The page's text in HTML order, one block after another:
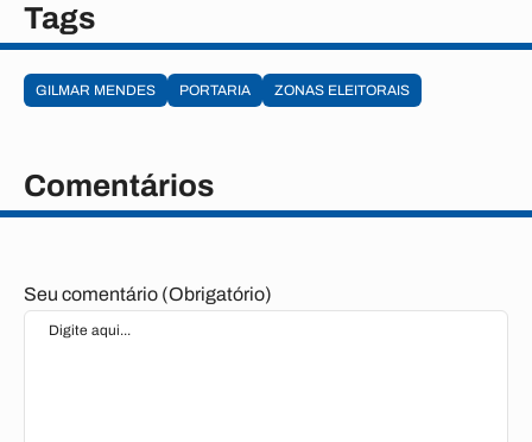
Tags
GILMAR MENDES PORTARIA ZONAS ELEITORAIS
Comentários
Seu comentário (Obrigatório)